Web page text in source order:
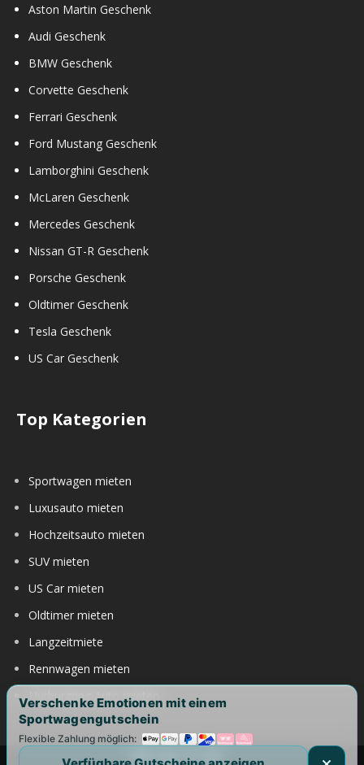
Aston Martin Geschenk
Audi Geschenk
BMW Geschenk
Corvette Geschenk
Ferrari Geschenk
Ford Mustang Geschenk
Lamborghini Geschenk
McLaren Geschenk
Mercedes Geschenk
Nissan GT-R Geschenk
Porsche Geschenk
Oldtimer Geschenk
Tesla Geschenk
US Car Geschenk
Top Kategorien
Sportwagen mieten
Luxusauto mieten
Hochzeitsauto mieten
SUV mieten
US Car mieten
Oldtimer mieten
Langzeitmiete
Rennwagen mieten
Nürburgring Auto mieten
Verschenke Emotionen mit einem
Sportwagengutschein
Flexible Zahlung möglich: